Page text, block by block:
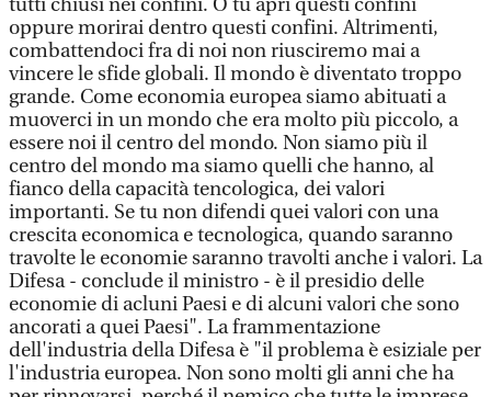
tutti chiusi nei confini. O tu apri questi confini
oppure morirai dentro questi confini. Altrimenti,
combattendoci fra di noi non riusciremo mai a
vincere le sfide globali. Il mondo è diventato troppo
grande. Come economia europea siamo abituati a
muoverci in un mondo che era molto più piccolo, a
essere noi il centro del mondo. Non siamo più il
centro del mondo ma siamo quelli che hanno, al
fianco della capacità tencologica, dei valori
importanti. Se tu non difendi quei valori con una
crescita economica e tecnologica, quando saranno
travolte le economie saranno travolti anche i valori. La
Difesa - conclude il ministro - è il presidio delle
economie di acluni Paesi e di alcuni valori che sono
ancorati a quei Paesi". La frammentazione
dell'industria della Difesa è "il problema è esiziale per
l'industria europea. Non sono molti gli anni che ha